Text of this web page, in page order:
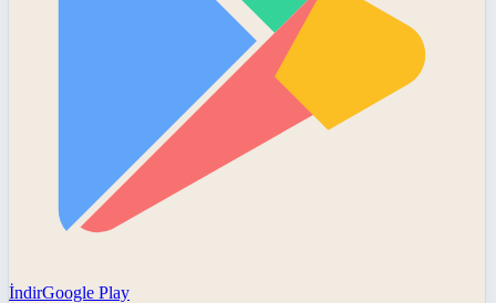
İndirGoogle Play